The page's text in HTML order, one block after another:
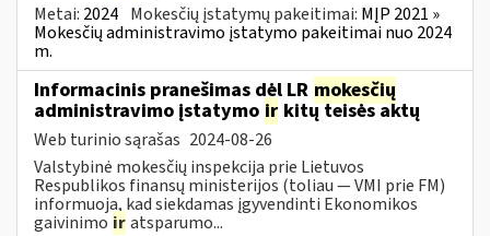
Metai: 2024 Mokesčių įstatymų pakeitimai: MĮP 2021 »
Mokesčių administravimo įstatymo pakeitimai nuo 2024
m.
Informacinis pranešimas dėl LR mokesčių
administravimo įstatymo ir kitų teisės aktų
Web turinio sąrašas 2024-08-26
Valstybinė mokesčių inspekcija prie Lietuvos
Respublikos finansų ministerijos (toliau — VMI prie FM)
informuoja, kad siekdamas įgyvendinti Ekonomikos
gaivinimo iratsparumo...